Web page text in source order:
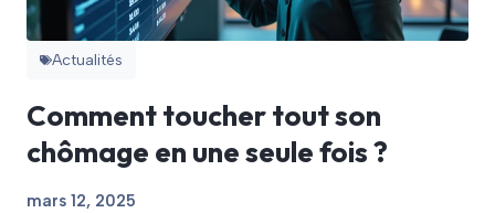
Actualités
Comment toucher tout son
chômage en une seule fois ?
mars 12, 2025